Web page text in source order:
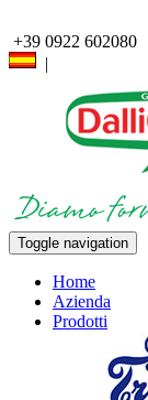
+39 0922 602080
|
Toggle navigation
Home
Azienda
Prodotti